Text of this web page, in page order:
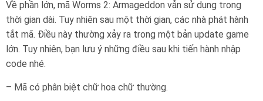
Về phần lớn, mã Worms 2: Armageddon vẫn sử dụng trong
thời gian dài. Tuy nhiên sau một thời gian, các nhà phát hành
tắt mã. Điều này thường xảy ra trong một bản update game
lớn. Tuy nhiên, bạn lưu ý những điều sau khi tiến hành nhập
code nhé.
– Mã có phân biệt chữ hoa chữ thường.